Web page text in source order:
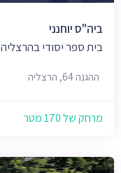
ביה"ס יוחנני
בית ספר יסודי בהרצליה
ההגנה 64, הרצליה
מרחק של 170 מטר